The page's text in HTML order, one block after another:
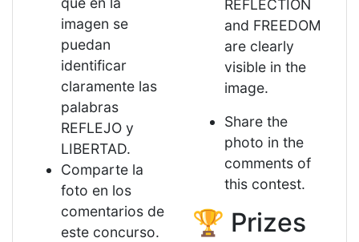
imagen se
puedan
identificar
claramente las
palabras
REFLEJO y
LIBERTAD.
Comparte la
foto en los
comentarios de
este concurso.
REFLECTION
and FREEDOM
are clearly
visible in the
image.
Share the
photo in the
comments of
this contest.
🏆 Prizes